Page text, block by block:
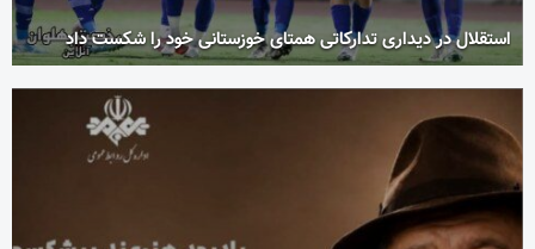
استقلال در دیداری تدارکاتی همتای خوزستانی خود را شکست داد